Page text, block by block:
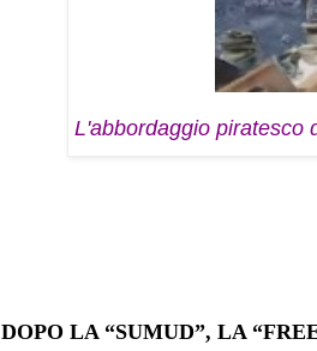
L'abbordaggio piratesco
DOPO LA “SUMUD”, LA